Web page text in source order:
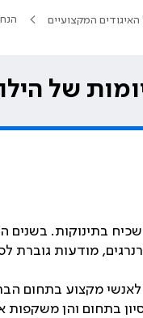
האיגודים המקצועיים
של
שכיח בתינוקות.
מודעות גוברת
מקצוע בתחום
בתחום והן